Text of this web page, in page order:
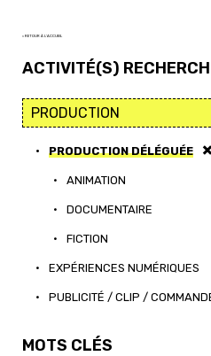
< RETOUR À L'ACCUEIL
ACTIVITÉ(S)
• PRODUCTION DÉLÉGUÉE
• ANIMATION
• DOCUMENTAIRE
• FICTION
• EXPÉRIENCES NUMÉRIQUES
• PUBLICITÉ / CLIP /
MOTS CLÉS